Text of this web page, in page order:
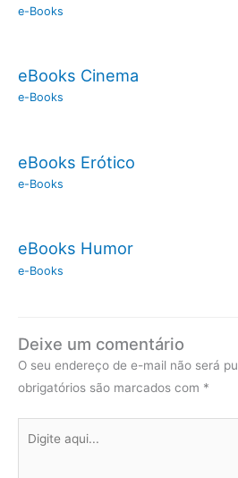
e-Books
eBooks Cinema
e-Books
eBooks Erótico
e-Books
eBooks Humor
e-Books
Deixe um comentário
O seu endereço de e-mail não será
obrigatórios são marcados com *
aqui...